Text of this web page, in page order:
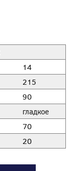
14
215
90
гладкое
70
20